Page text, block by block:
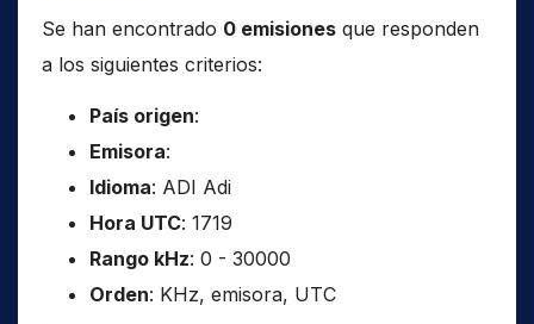
Se han encontrado 0 emisiones que responden
a los siguientes criterios:
País origen:
Emisora:
Idioma: ADI Adi
Hora UTC: 1719
Rango kHz: 0 - 30000
Orden: KHz, emisora, UTC